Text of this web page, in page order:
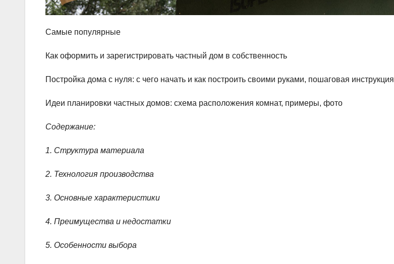
Самые популярные
Как оформить и зарегистрировать частный дом в собственность
Постройка дома с нуля: с чего начать и как построить своими руками, пошаговая инструкция
Идеи планировки частных домов: схема расположения комнат, примеры, фото
Содержание:
1. Структура материала
2. Технология производства
3. Основные характеристики
4. Преимущества и недостатки
5. Особенности выбора